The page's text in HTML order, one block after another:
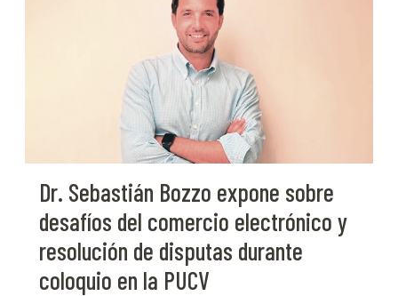
Dr. Sebastián Bozzo expone sobre
desafíos del comercio electrónico y
resolución de disputas durante
coloquio en la PUCV